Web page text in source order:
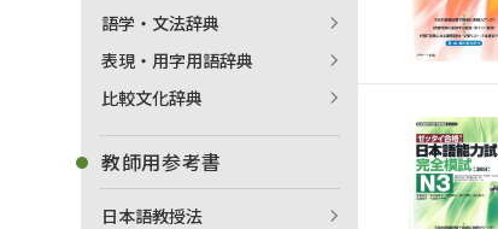
語学・文法辞典
表現・用字用語辞典
比較文化辞典
教師用参考書
日本語教授法